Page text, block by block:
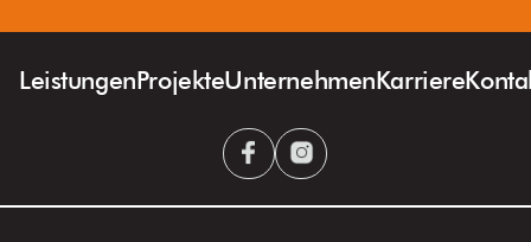
LeistungenProjekteUnternehmenKarriere